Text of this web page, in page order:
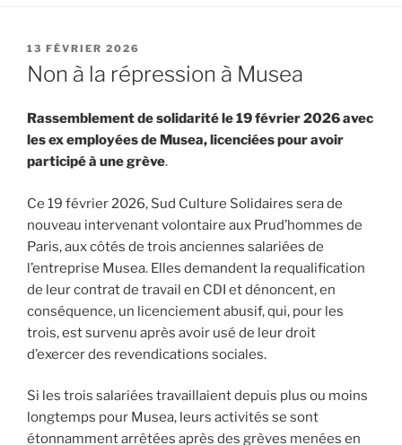
PUBLIÉ
LE
13 FÉVRIER 2026
Non à la répression à Musea
Rassemblement de solidarité le 19 février 2026 avec
les ex employées de Musea, licenciées pour avoir
participé à une grève.
Ce 19 février 2026, Sud Culture Solidaires sera de
nouveau intervenant volontaire aux Prud’hommes de
Paris, aux côtés de trois anciennes salariées de
l’entreprise Musea. Elles demandent la requalification
de leur contrat de travail en CDI et dénoncent, en
conséquence, un licenciement abusif, qui, pour les
trois, est survenu après avoir usé de leur droit
d’exercer des revendications sociales.
Si les trois salariées travaillaient depuis plus ou moins
longtemps pour Musea, leurs activités se sont
étonnamment arrêtées après des grèves menées en